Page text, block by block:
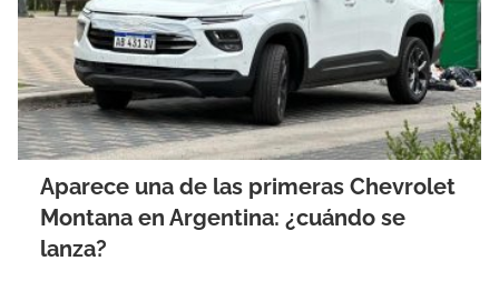
Aparece una de las primeras Chevrolet
Montana en Argentina: ¿cuándo se
lanza?